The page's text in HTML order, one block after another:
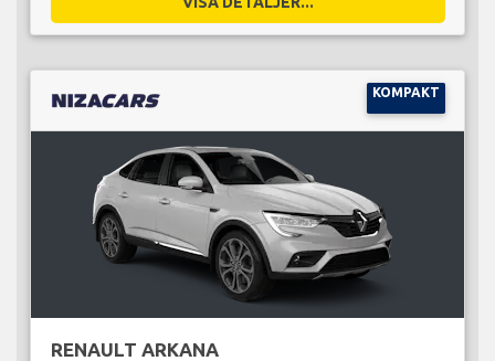
KOMPAKT
RENAULT ARKANA